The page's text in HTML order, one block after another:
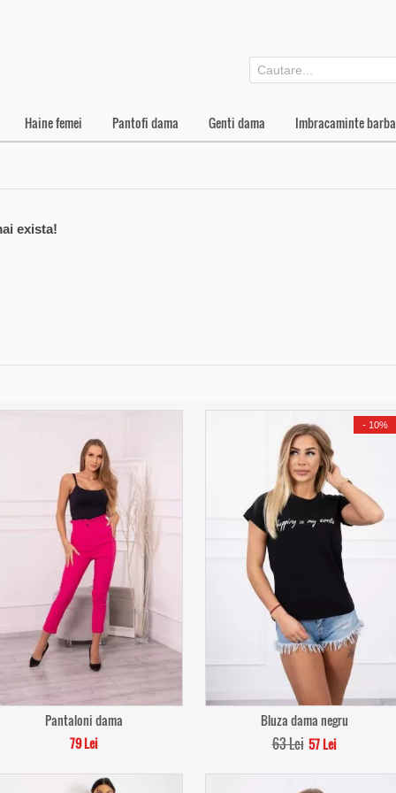
Haine femei Pantofi dama Genti dama Imbracaminte
exista!
Pantaloni dama
79 Lei
- 10%
Bluza dama negru
63 Lei 57 Lei